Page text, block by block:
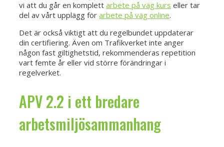
vi att du går en komplett arbete på väg kurs eller tar
del av vårt upplägg för arbete på väg online.
Det är också viktigt att du regelbundet uppdaterar
din certifiering. Även om Trafikverket inte anger
någon fast giltighetstid, rekommenderas repetition
vart femte år eller vid större förändringar i
regelverket.
APV 2.2 i ett bredare
arbetsmiljösammanhang